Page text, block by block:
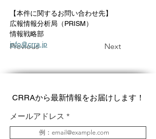
Previous Next
【本件に関するお問い合わせ先】
広報情報分析局（PRISM）
情報戦略部
info@crra.jp
CRRAから最新情報をお届けします！
メールアドレス